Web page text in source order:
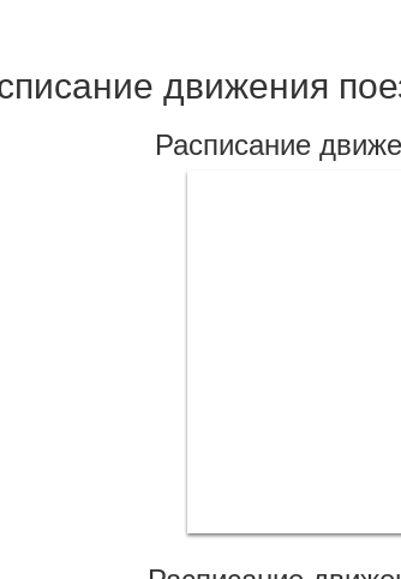
движения
Расписание